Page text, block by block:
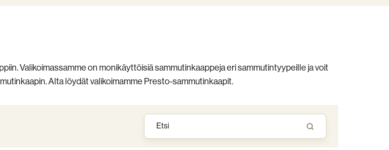
Valikoimassamme on monikäyttöisiä sammutinkaappeja eri sammutintyypeille ja voit
Alta löydät valikoimamme Presto-sammutinkaapit.